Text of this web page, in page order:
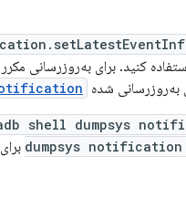
کنید. برای به‌روزرسانی مکرر
به‌روزرسانی شده
shell dumpsys
dumpsys